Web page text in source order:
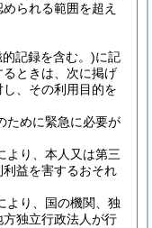
られる範囲を超え
記録を含む。)に記
ときは、次に掲げ
、その利用目的を
ために緊急に必要が
より、本人又は第三
益を害するおそれ
より、国の機関、独
独立行政法人が行